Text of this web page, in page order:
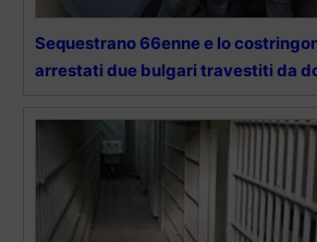
Sequestrano 66enne e lo
arrestati due bulgari travestiti da